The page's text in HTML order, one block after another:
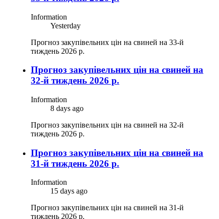
Information
Yesterday
Прогноз закупівельних цін на свиней на 33-й
тиждень 2026 р.
Прогноз закупівельних цін на свиней на
32-й тиждень 2026 р.
Information
8 days ago
Прогноз закупівельних цін на свиней на 32-й
тиждень 2026 р.
Прогноз закупівельних цін на свиней на
31-й тиждень 2026 р.
Information
15 days ago
Прогноз закупівельних цін на свиней на 31-й
тиждень 2026 р.